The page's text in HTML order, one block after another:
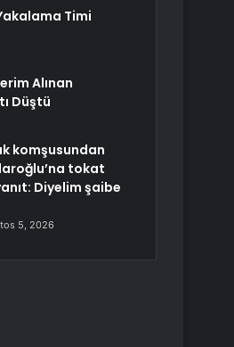
Timi
Alınan
Düştü
komşusundan
tokat
Diyelim şaibe
5, 2026